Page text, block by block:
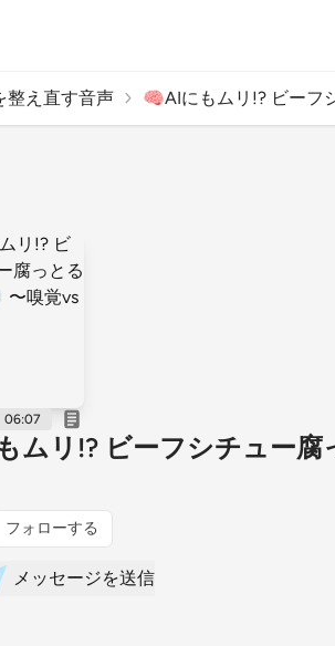
え直す音声 🧠AIにもムリ!? ビーフ
06:07
ムリ!? ビーフシチュー
フォローする
メッセージを送信